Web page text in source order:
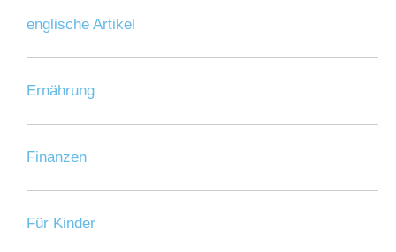
englische Artikel
Ernährung
Finanzen
Für Kinder